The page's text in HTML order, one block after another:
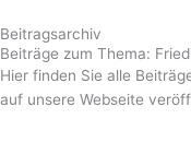
Beitragsarchiv
Beiträge zum Thema:
Hier finden Sie alle
auf unsere Webseite